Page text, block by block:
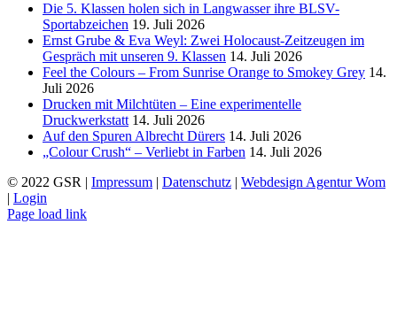
Die 5. Klassen holen sich in Langwasser ihre BLSV-
Sportabzeichen 19. Juli 2026
Ernst Grube & Eva Weyl: Zwei Holocaust-Zeitzeugen im
Gespräch mit unseren 9. Klassen 14. Juli 2026
Feel the Colours – From Sunrise Orange to Smokey Grey 14.
Juli 2026
Drucken mit Milchtüten – Eine experimentelle
Druckwerkstatt 14. Juli 2026
Auf den Spuren Albrecht Dürers 14. Juli 2026
„Colour Crush“ – Verliebt in Farben 14. Juli 2026
© 2022 GSR | Impressum | Datenschutz | Webdesign Agentur Wom
| Login
Page load link